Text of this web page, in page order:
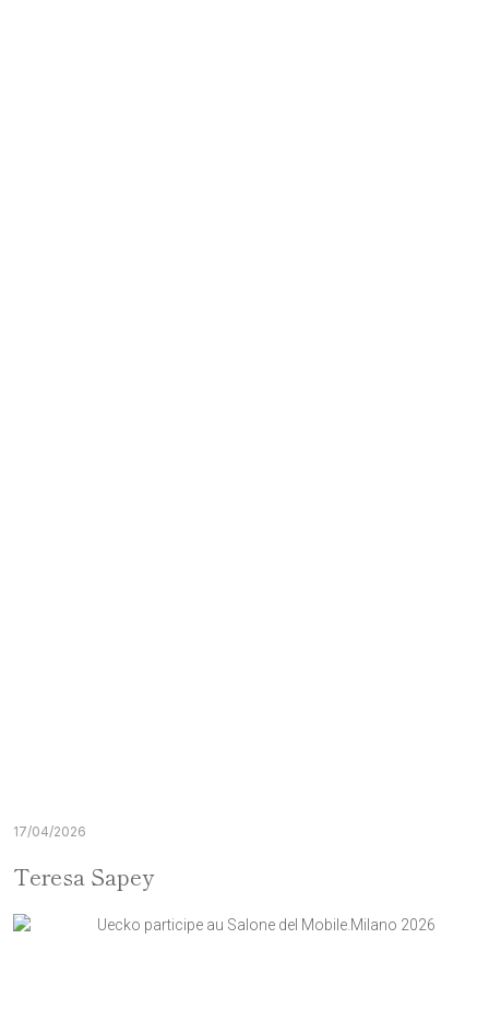
17/04/2026
Teresa Sapey